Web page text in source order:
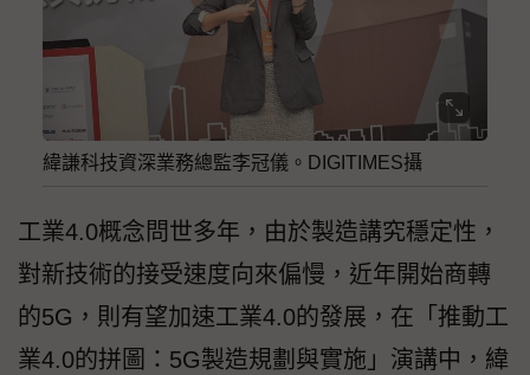
緯謙科技資深業務總監李冠儀。DIGITIMES攝
工業4.0概念問世多年，由於製造講究穩定性，
對新技術的接受速度向來偏慢，近年開始商轉
的5G，則有望加速工業4.0的發展，在「推動工
業4.0的拼圖：5G製造規劃與實施」演講中，緯